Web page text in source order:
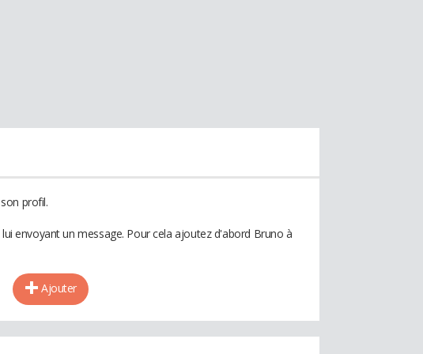
profil.
envoyant un message. Pour cela ajoutez d'abord Bruno à
Ajouter